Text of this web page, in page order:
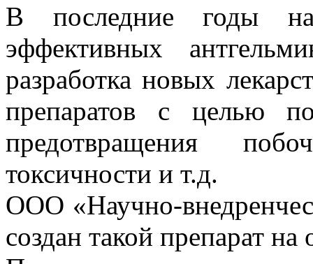
В последние годы
эффективных
разработка новых
препаратов с целью
предотвращения
токсичности и т.д.
ООО «Научно-
создан такой препарат